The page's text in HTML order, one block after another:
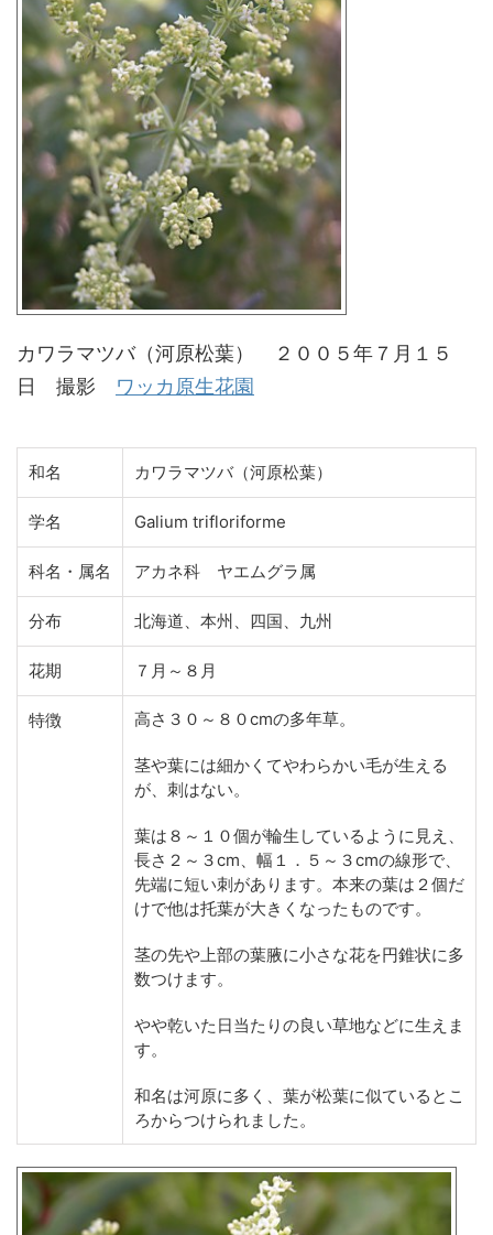
カワラマツバ（河原松葉） ２００５年７月１５
日 撮影 ワッカ原生花園
和名 カワラマツバ（河原松葉）
学名 Galium trifloriforme
科名・属名 アカネ科 ヤエムグラ属
分布 北海道、本州、四国、九州
花期 ７月～８月
特徴 高さ３０～８０cmの多年草。
茎や葉には細かくてやわらかい毛が生える
が、刺はない。
葉は８～１０個が輪生しているように見え、
長さ２～３cm、幅１．５～３cmの線形で、
先端に短い刺があります。本来の葉は２個だ
けで他は托葉が大きくなったものです。
茎の先や上部の葉腋に小さな花を円錐状に多
数つけます。
やや乾いた日当たりの良い草地などに生えま
す。
和名は河原に多く、葉が松葉に似ているとこ
ろからつけられました。